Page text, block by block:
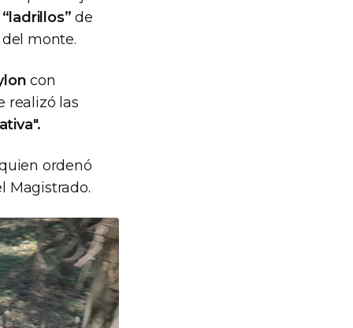
“ladrillos” de
monte.
con
realizó las
ordenó
Magistrado.